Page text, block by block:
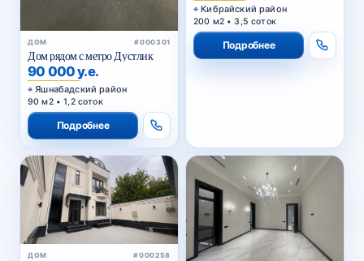
ДОМ #000301
Дом рядом с метро Дустлик
90 000 у.е.
Яшнабадский район
90 м2 • 1,2 соток
Подробнее
Кибрайский район
200 м2 • 3,5 соток
Подробнее
ДОМ #000258